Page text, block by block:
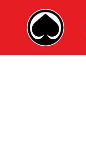
content